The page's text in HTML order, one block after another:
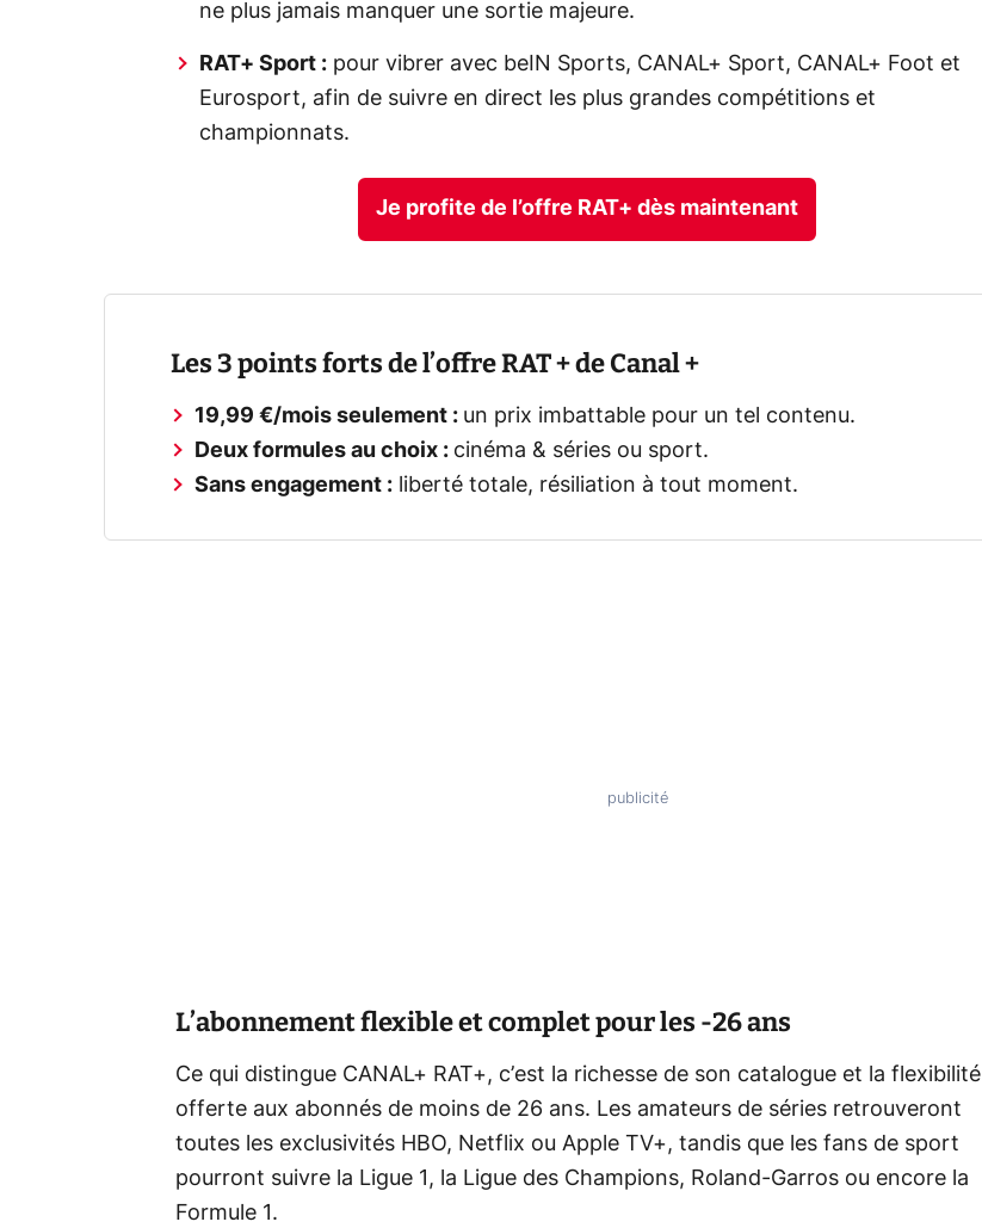
ne plus jamais manquer une sortie majeure.
RAT+ Sport : pour vibrer avec beIN Sports, CANAL+ Sport, CANAL+ Foot et
Eurosport, afin de suivre en direct les plus grandes compétitions et
championnats.
Je profite de l’offre RAT+ dès maintenant
Les 3 points forts de l’offre RAT + de Canal +
19,99 €/mois seulement : un prix imbattable pour un tel contenu.
Deux formules au choix : cinéma & séries ou sport.
Sans engagement : liberté totale, résiliation à tout moment.
L’abonnement flexible et complet pour les -26 ans
Ce qui distingue CANAL+ RAT+, c’est la richesse de son catalogue et la flexibilité
offerte aux abonnés de moins de 26 ans. Les amateurs de séries retrouveront
toutes les exclusivités HBO, Netflix ou Apple TV+, tandis que les fans de sport
pourront suivre la Ligue 1, la Ligue des Champions, Roland-Garros ou encore la
Formule 1.